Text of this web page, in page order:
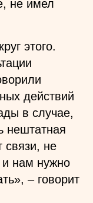
не имел
этого.
действий
в случае,
нештатная
связи, не
и нам нужно
– говорит